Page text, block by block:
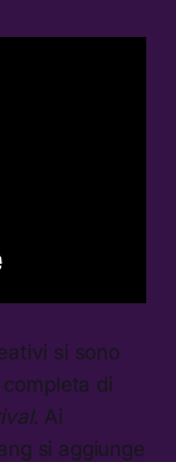
si sono
di
. Ai
si aggiunge